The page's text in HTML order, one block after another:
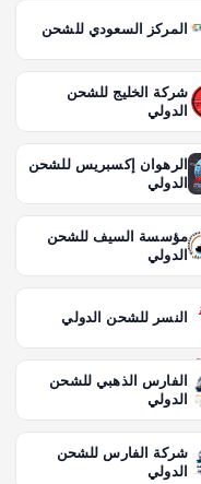
المركز السعودي للشحن
شركة الخليج للشحن
الدولي
الرهوان إكسبريس للشحن
الدولي
مؤسسة السيف للشحن
الدولي
النسر للشحن الدولي
الفارس الذهبي للشحن
الدولي
شركة الفارس للشحن
الدولي